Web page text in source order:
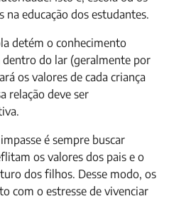
na educação dos estudantes.
detém o conhecimento
do lar (geralmente por
os valores de cada criança
relação deve ser
é sempre buscar
os valores dos pais e o
dos filhos. Desse modo, os
com o estresse de vivenciar